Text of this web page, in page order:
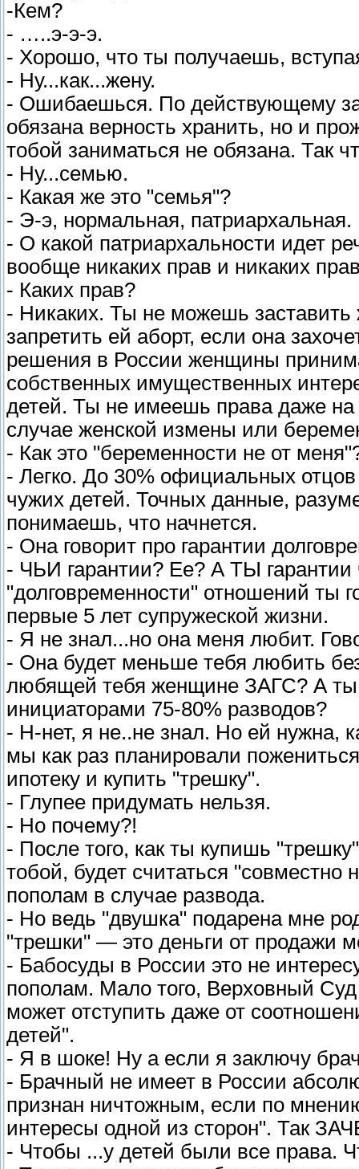
-Кем?
- …..э-э-э.
- Хорошо, что ты получаешь,
- Ну...как...жену.
- Ошибаешься. По действующему
обязана верность хранить, но и
тобой заниматься не обязана. Так
- Ну...семью.
- Какая же это "семья"?
- Э-э, нормальная, патриархальная.
- О какой патриархальности идет
вообще никаких прав и никаких
- Каких прав?
- Никаких. Ты не можешь
запретить ей аборт, если она
решения в России женщины
собственных имущественных
детей. Ты не имеешь права даже на
случае женской измены или
- Как это "беременности не от
- Легко. До 30% официальных отцов
чужих детей. Точных данные,
понимаешь, что начнется.
- Она говорит про гарантии
- ЧЬИ гарантии? Ее? А ТЫ гарантии
"долговременности" отношений ты
первые 5 лет супружеской жизни.
- Я не знал...но она меня любит.
- Она будет меньше тебя любить
любящей тебя женщине ЗАГС? А
инициаторами 75-80% разводов?
- Н-нет, я не..не знал. Но ей нужна,
мы как раз планировали
ипотеку и купить "трешку".
- Глупее придумать нельзя.
- Но почему?!
- После того, как ты купишь
тобой, будет считаться
пополам в случае развода.
- Но ведь "двушка" подарена мне
"трешки" — это деньги от продажи
- Бабосуды в России это не
пополам. Мало того, Верховный Суд
может отступить даже от
детей".
- Я в шоке! Ну а если я заключу
- Брачный не имеет в России
признан ничтожным, если по
интересы одной из сторон". Так
- Чтобы ...у детей были все права.